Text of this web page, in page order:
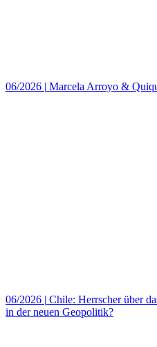
06/2026 | Marcela Arroyo &
06/2026 | Chile: Herrscher über
in der neuen Geopolitik?